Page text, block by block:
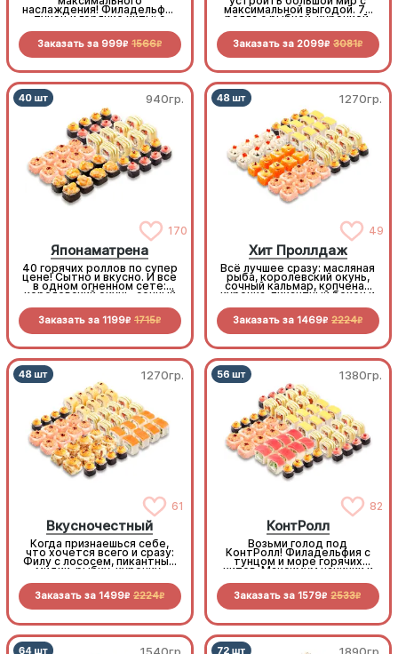
наслаждения! Филадельфия
тунец и горячие хиты: с
окунем и крабом. Богатая
палитра вкусов не оставит
Заказать за 999R 1566R
максимальной выгодой. 72
ролла с рыбкой, курочкой,
морепродуктами по
отличной цене
Заказать за 2099R 3081R
940гр.
170
Японаматрена
40 горячих роллов по супер
цене! Сытно и вкусно. И все
в одном огненном сете:
королевский окунь, сочный
нежный краб, хрустящие
овощи. Максимум вкуса,
Заказать за 1199R 1715R
1270гр.
49
Хит Проллдаж
Всё лучшее сразу: масляная
рыба, королевский окунь,
сочный кальмар, копченая
курочка, пикантный бекон и
хиты среди роллов
Заказать за 1469R 2224R
1270гр.
61
Вкусночестный
Когда признаешься себе,
что хочется всего и сразу:
Филу с лососем, пикантные
мидии, рыбку, курочку,
Честно, вкусно, по очень
выгодной цене
Заказать за 1499R 2224R
1380гр.
82
КонтРолл
Возьми голод под
КонтРолл! Филадельфия с
тунцом и море горячих
хитов. Максимум начинки и
цене
Заказать за 1579R 2533R